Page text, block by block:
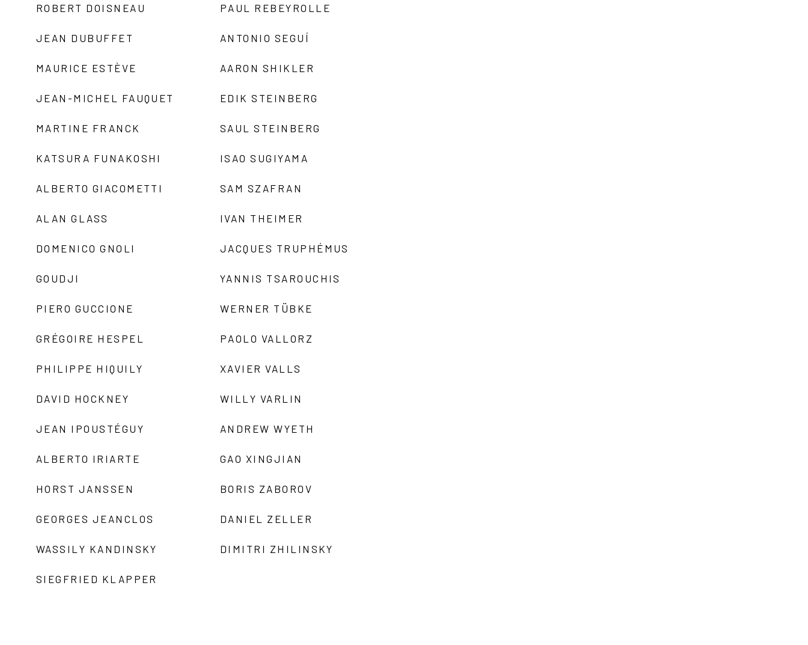
ROBERT DOISNEAU
JEAN DUBUFFET
MAURICE ESTÈVE
JEAN-MICHEL FAUQUET
MARTINE FRANCK
KATSURA FUNAKOSHI
ALBERTO GIACOMETTI
ALAN GLASS
DOMENICO GNOLI
GOUDJI
PIERO GUCCIONE
GRÉGOIRE HESPEL
PHILIPPE HIQUILY
DAVID HOCKNEY
JEAN IPOUSTÉGUY
ALBERTO IRIARTE
HORST JANSSEN
GEORGES JEANCLOS
WASSILY KANDINSKY
SIEGFRIED KLAPPER
PAUL REBEYROLLE
ANTONIO SEGUÍ
AARON SHIKLER
EDIK STEINBERG
SAUL STEINBERG
ISAO SUGIYAMA
SAM SZAFRAN
IVAN THEIMER
JACQUES TRUPHÉMUS
YANNIS TSAROUCHIS
WERNER TÜBKE
PAOLO VALLORZ
XAVIER VALLS
WILLY VARLIN
ANDREW WYETH
GAO XINGJIAN
BORIS ZABOROV
DANIEL ZELLER
DIMITRI ZHILINSKY